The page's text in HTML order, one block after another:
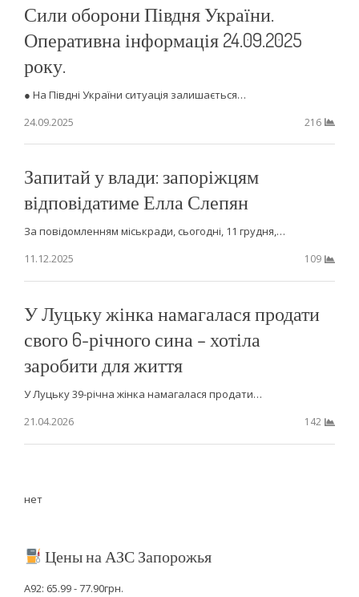
Сили оборони Півдня України.
Оперативна інформація 24.09.2025
року.
● На Півдні України ситуація залишається…
24.09.2025
216
Запитай у влади: запоріжцям
відповідатиме Елла Слепян
За повідомленням міськради, сьогодні, 11 грудня,…
11.12.2025
109
У Луцьку жінка намагалася продати
свого 6-річного сина – хотіла
заробити для життя
У Луцьку 39-річна жінка намагалася продати…
21.04.2026
142
нет
Цены на АЗС Запорожья
А92: 65.99 - 77.90грн.